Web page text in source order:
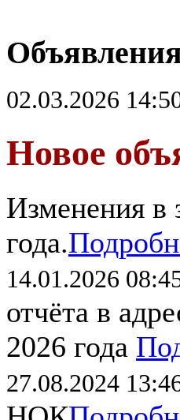
02.03.2026
Новое
Изменения в
года.
14.01.2026
отчёта в
2026 года
27.08.2024